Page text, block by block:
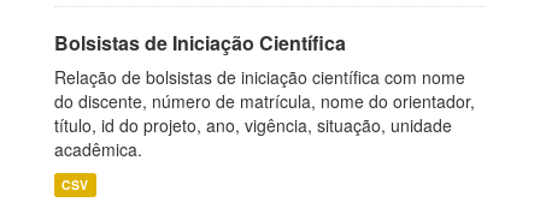
Bolsistas de Iniciação Científica
Relação de bolsistas de iniciação científica com nome
do discente, número de matrícula, nome do orientador,
título, id do projeto, ano, vigência, situação, unidade
acadêmica.
CSV